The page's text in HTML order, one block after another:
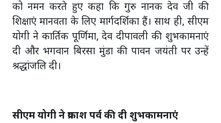
को नमन करते हुए कहा कि गुरु नानक देव जी की
शिक्षाएं मानवता के लिए मार्गदर्शिका हैं। साथ ही, सीएम
योगी ने कार्तिक पूर्णिमा, देव दीपावली की शुभकामनाएं
दी और भगवान बिरसा मुंडा की पावन जयंती पर उन्हें
श्रद्धांजलि दी।
सीएम योगी ने प्रकाश पर्व की दी शुभकामनाएं